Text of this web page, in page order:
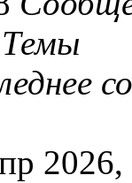
Темы